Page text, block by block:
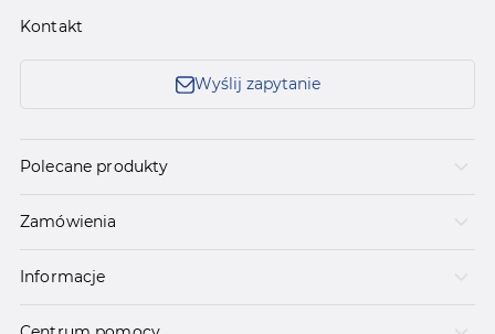
Kontakt
Wyślij zapytanie
Polecane produkty
Zamówienia
Informacje